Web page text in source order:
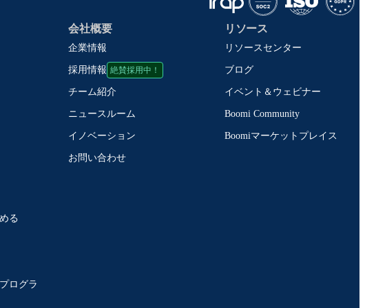
会社概要
企業情報
採用情報 絶賛採用中！
チーム紹介
ニュースルーム
イノベーション
お問い合わせ
リソース
リソースセンター
ブログ
イベント＆ウェビナー
Boomi Community
Boomiマーケットプレイス
る
ログラ